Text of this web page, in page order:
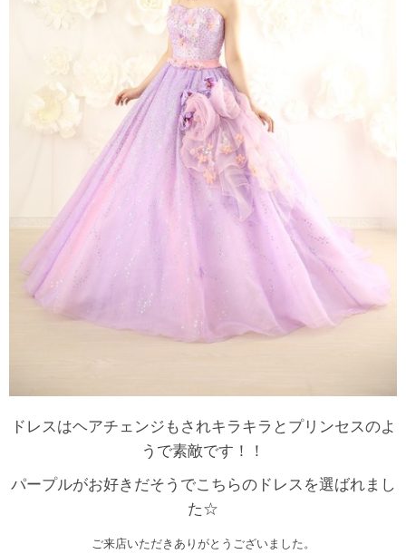
ドレスはヘアチェンジもされキラキラとプリンセスのよ
うで素敵です！！
パープルがお好きだそうでこちらのドレスを選ばれまし
た☆
ご来店いただきありがとうございました。